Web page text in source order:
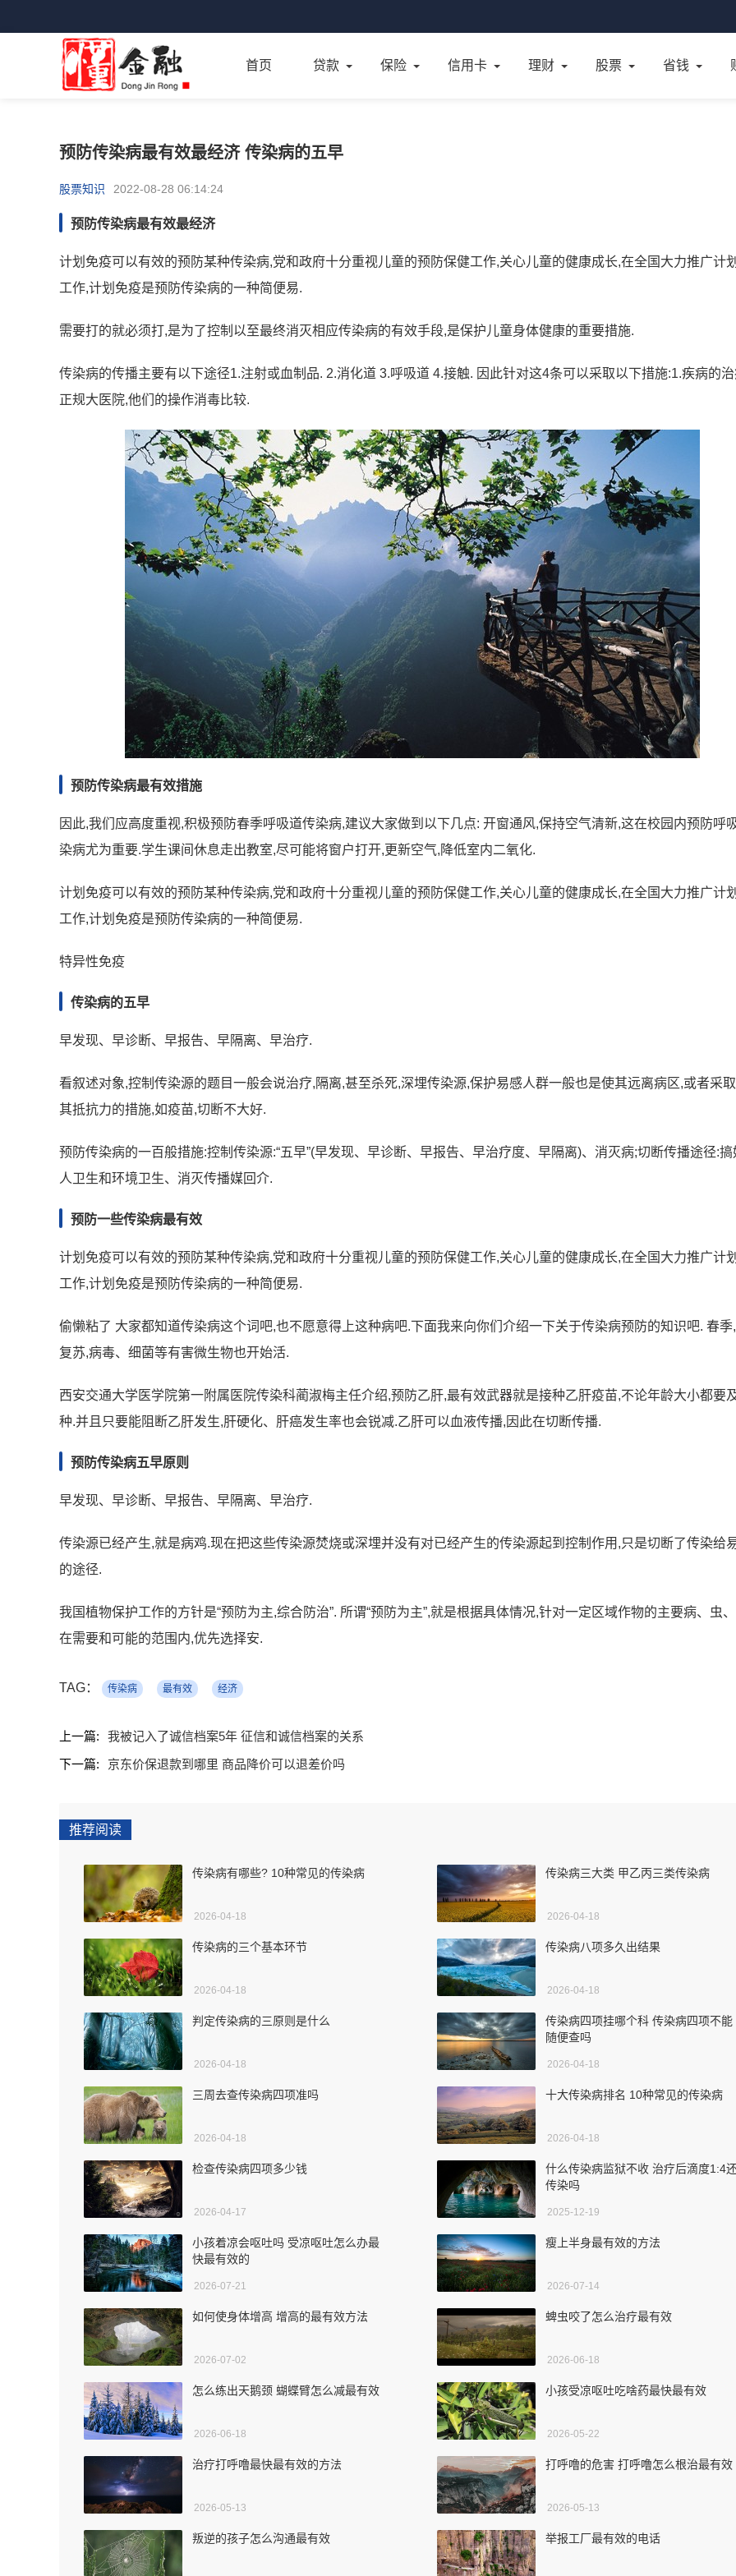
首页 贷款 保险 信用卡 理财 股票 省钱
预防传染病最有效最经济 传染病的五早
股票知识 2022-08-28 06:14:24
预防传染病最有效最经济
计划免疫可以有效的预防某种传染病,党和政府十分重视儿童的预防保健工作,关心儿童的健康成长,在全国大力推广计
工作,计划免疫是预防传染病的一种简便易.
需要打的就必须打,是为了控制以至最终消灭相应传染病的有效手段,是保护儿童身体健康的重要措施.
传染病的传播主要有以下途径1.注射或血制品. 2.消化道 3.呼吸道 4.接触. 因此针对这4条可以采取以下措施:1.疾病的
正规大医院,他们的操作消毒比较.
预防传染病最有效措施
因此,我们应高度重视,积极预防春季呼吸道传染病,建议大家做到以下几点: 开窗通风,保持空气清新,这在校园内预防呼
染病尤为重要.学生课间休息走出教室,尽可能将窗户打开,更新空气,降低室内二氧化.
计划免疫可以有效的预防某种传染病,党和政府十分重视儿童的预防保健工作,关心儿童的健康成长,在全国大力推广计
工作,计划免疫是预防传染病的一种简便易.
特异性免疫
传染病的五早
早发现、早诊断、早报告、早隔离、早治疗.
看叙述对象,控制传染源的题目一般会说治疗,隔离,甚至杀死,深埋传染源,保护易感人群一般也是使其远离病区,或者采
其抵抗力的措施,如疫苗,切断不大好.
预防传染病的一百般措施:控制传染源:“五早”(早发现、早诊断、早报告、早治疗度、早隔离)、消灭病;切断传播途径:搞
人卫生和环境卫生、消灭传播媒回介.
预防一些传染病最有效
计划免疫可以有效的预防某种传染病,党和政府十分重视儿童的预防保健工作,关心儿童的健康成长,在全国大力推广计
工作,计划免疫是预防传染病的一种简便易.
偷懒粘了 大家都知道传染病这个词吧,也不愿意得上这种病吧.下面我来向你们介绍一下关于传染病预防的知识吧. 春季
复苏,病毒、细菌等有害微生物也开始活.
西安交通大学医学院第一附属医院传染科蔺淑梅主任介绍,预防乙肝,最有效武器就是接种乙肝疫苗,不论年龄大小都要
种.并且只要能阻断乙肝发生,肝硬化、肝癌发生率也会锐减.乙肝可以血液传播,因此在切断传播.
预防传染病五早原则
早发现、早诊断、早报告、早隔离、早治疗.
传染源已经产生,就是病鸡.现在把这些传染源焚烧或深埋并没有对已经产生的传染源起到控制作用,只是切断了传染给
的途径.
我国植物保护工作的方针是“预防为主,综合防治”. 所谓“预防为主”,就是根据具体情况,针对一定区域作物的主要病、虫
在需要和可能的范围内,优先选择安.
TAG： 传染病 最有效 经济
上一篇:
我被记入了诚信档案5年 征信和诚信档案的关系
下一篇:
京东价保退款到哪里 商品降价可以退差价吗
推荐阅读
传染病有哪些? 10种常见的传染病
2026-04-18
传染病三大类 甲乙丙三类传染病
2026-04-18
传染病的三个基本环节
2026-04-18
传染病八项多久出结果
2026-04-18
判定传染病的三原则是什么
2026-04-18
传染病四项挂哪个科 传染病四项不能
随便查吗
2026-04-18
三周去查传染病四项准吗
2026-04-18
十大传染病排名 10种常见的传染病
2026-04-18
检查传染病四项多少钱
2026-04-17
什么传染病监狱不收 治疗后滴度1:4还
传染吗
2025-12-19
小孩着凉会呕吐吗 受凉呕吐怎么办最
快最有效的
2026-07-21
瘦上半身最有效的方法
2026-07-14
如何使身体增高 增高的最有效方法
2026-07-02
蜱虫咬了怎么治疗最有效
2026-06-18
怎么练出天鹅颈 蝴蝶臂怎么减最有效
2026-06-18
小孩受凉呕吐吃啥药最快最有效
2026-05-22
治疗打呼噜最快最有效的方法
2026-05-13
打呼噜的危害 打呼噜怎么根治最有效
2026-05-13
叛逆的孩子怎么沟通最有效 举报工厂最有效的电话